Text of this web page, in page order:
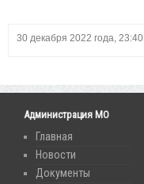
30 декабря 2022 года, 23:40
Администрация МО
Главная
Новости
Документы